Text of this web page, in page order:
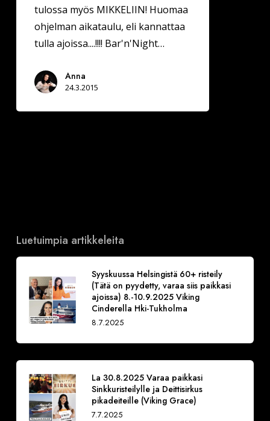
tulossa myös MIKKELIIN! Huomaa
ohjelman aikataulu, eli kannattaa
tulla ajoissa....!!!! Bar'n'Night…
Anna
24.3.2015
Luetuimpia artikkeleita
Syyskuussa Helsingistä 60+ risteily
(Tätä on pyydetty, varaa siis paikkasi
ajoissa) 8.-10.9.2025 Viking
Cinderella Hki-Tukholma
8.7.2025
La 30.8.2025 Varaa paikkasi
Sinkkuristeilylle ja Deittisirkus
pikadeiteille (Viking Grace)
7.7.2025